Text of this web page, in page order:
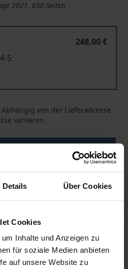
Details Über Cookies
Cookies
Inhalte und Anzeigen zu
für soziale Medien anbieten
auf unsere Website zu
2021, 630 Seiten
248,00 €
5
von der Lieferadresse
variieren.
gilt als einer der